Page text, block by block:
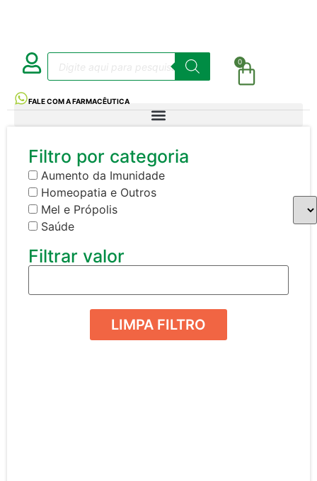
0
FALE COM A FARMACÊUTICA
Filtro por categoria
Aumento da Imunidade
Homeopatia e Outros
Mel e Própolis
Saúde
Filtrar valor
LIMPA FILTRO